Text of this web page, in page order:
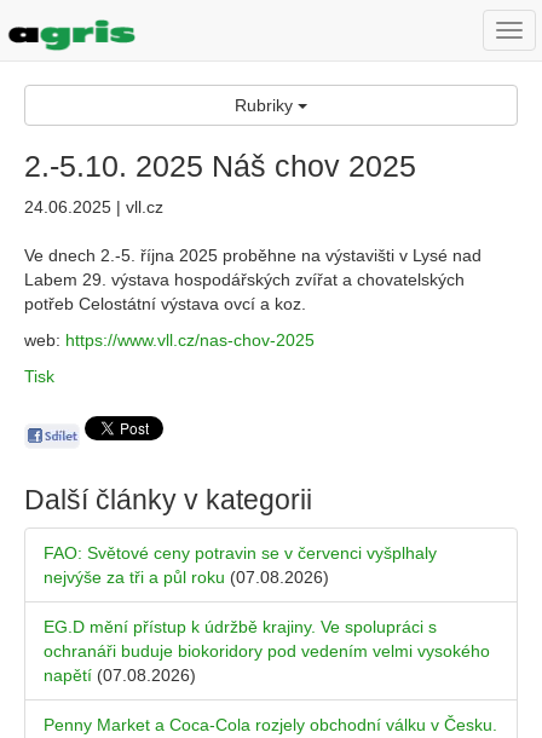
Rubriky
2.-5.10. 2025 Náš chov 2025
24.06.2025 | vll.cz
Ve dnech 2.-5. října 2025 proběhne na výstavišti v Lysé nad
Labem 29. výstava hospodářských zvířat a chovatelských
potřeb Celostátní výstava ovcí a koz.
web: https://www.vll.cz/nas-chov-2025
Tisk
Další články v kategorii
FAO: Světové ceny potravin se v červenci vyšplhaly
nejvýše za tři a půl roku (07.08.2026)
EG.D mění přístup k údržbě krajiny. Ve spolupráci s
ochranáři buduje biokoridory pod vedením velmi vysokého
napětí (07.08.2026)
Penny Market a Coca-Cola rozjely obchodní válku v Česku.